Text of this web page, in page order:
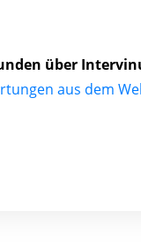
über
aus dem